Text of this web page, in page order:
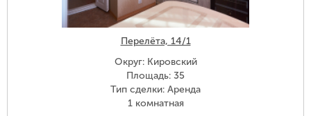
Перелёта, 14/1
Округ: Кировский
Площадь: 35
Тип сделки: Аренда
1 комнатная